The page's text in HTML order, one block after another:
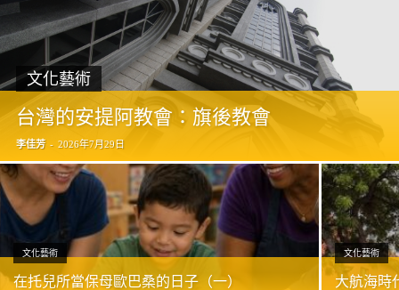
文化藝術
台灣的安提阿教會：旗後教會
李佳芳 - 2026年7月29日
文化藝術
在托兒所當保母歐巴桑的日子（一）
文化藝術
大航海時